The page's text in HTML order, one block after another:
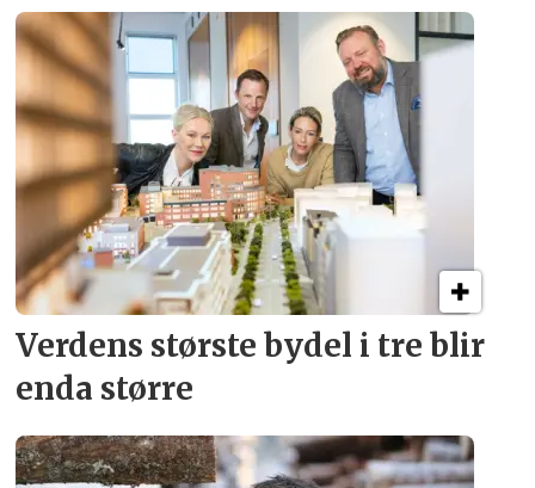
Verdens største bydel i tre blir
enda større